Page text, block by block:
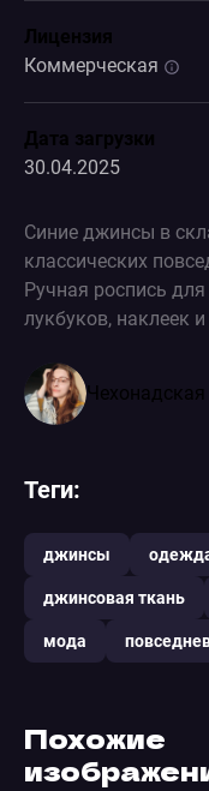
Лицензия
Коммерческая
Дата загрузки
30.04.2025
Синие джинсы в
классических
Ручная роспись
лукбуков, наклеек
Чехонадская
Теги:
джинсы
джинсовая ткань
мода
Похожие